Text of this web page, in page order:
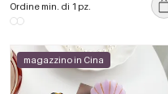
Ordine min. di 1 pz.
magazzino in Cina